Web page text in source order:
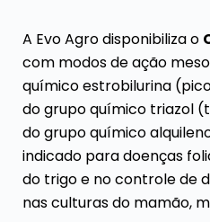
A Evo Agro disponibiliza o
com modos de ação
químico estrobilurina
do grupo químico triazol
do grupo químico
indicado para doenças
do trigo e no controle de
nas culturas do mamão,